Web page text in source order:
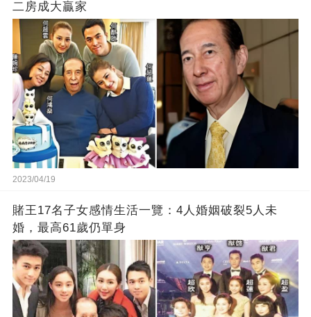
二房成大贏家
2023/04/19
賭王17名子女感情生活一覽：4人婚姻破裂5人未
婚，最高61歲仍單身